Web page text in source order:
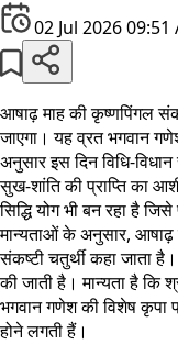
02 Jul 2026 09:51
आषाढ़ माह की कृष्णपिंगल
जाएगा। यह व्रत भगवान
अनुसार इस दिन विधि-
सुख-शांति की प्राप्ति का
सिद्धि योग भी बन रहा है
मान्यताओं के अनुसार, आषाढ़
संकष्टी चतुर्थी कहा जाता
की जाती है। मान्यता है कि
भगवान गणेश की विशेष कृपा
होने लगती हैं।